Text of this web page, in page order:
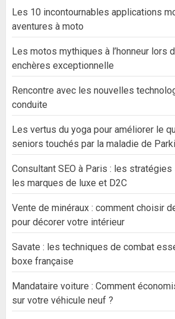
Les 10 incontournables applications
aventures à moto
Les motos mythiques à l’honneur lors
enchères exceptionnelle
Rencontre avec les nouvelles
conduite
Les vertus du yoga pour améliorer le
seniors touchés par la maladie de
Consultant SEO à Paris : les
les marques de luxe et D2C
Vente de minéraux : comment choisir
pour décorer votre intérieur
Savate : les techniques de combat
boxe française
Mandataire voiture : Comment
sur votre véhicule neuf ?